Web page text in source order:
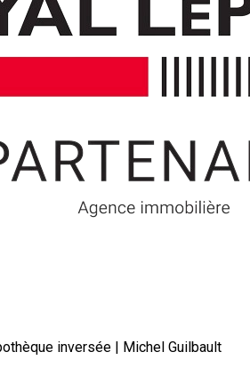
inversée | Michel Guilbault